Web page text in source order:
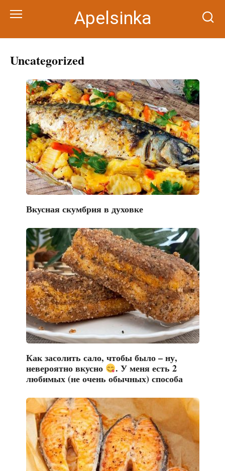
Apelsinka
Uncategorized
Вкусная скумбрия в духовке
Как засолить сало, чтобы было – ну,
невероятно вкусно
. У меня есть 2
любимых (не очень обычных) способа